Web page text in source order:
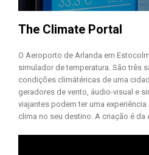
The Climate Portal
O Aeroporto de Arlanda em
simulador de temperatura. São três
condições climátéricas de uma
geradores de vento, áudio-visual e
viajantes podem ter uma
clima no seu destino. A criação é da